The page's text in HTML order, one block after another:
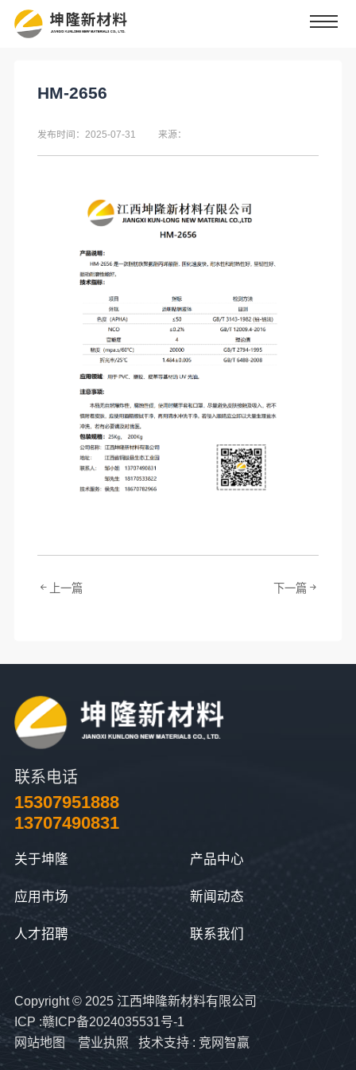
HM-2656
发布时间：2025-07-31 来源：
上一篇 下一篇
联系电话
15307951888
13707490831
关于坤隆 产品中心
应用市场 新闻动态
人才招聘 联系我们
Copyright © 2025 江西坤隆新材料有限公司
ICP :赣ICP备2024035531号-1
网站地图
营业执照 技术支持 : 竞网智赢